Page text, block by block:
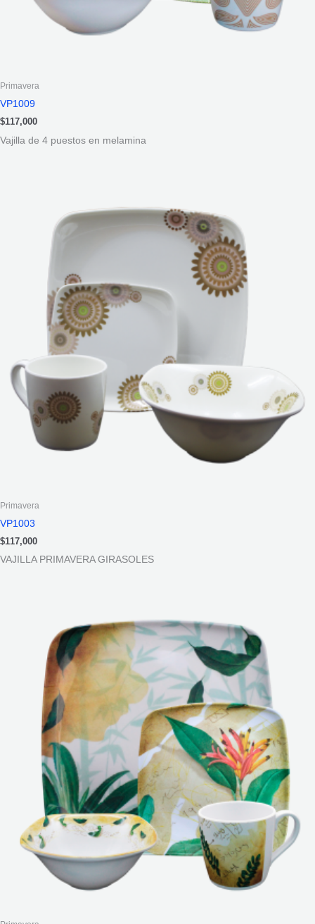
Primavera
VP1009
$117,000
Vajilla de 4 puestos en melamina
Primavera
VP1003
$117,000
VAJILLA PRIMAVERA GIRASOLES